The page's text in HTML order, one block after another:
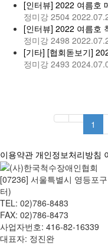
[인터뷰] 2022 여름호
정미강 2504
[인터뷰] 2022 여름호
정미강 2498
[기타] [협회돋보기]
정미강 2493
1
이용약관 개인정보처리방침
[07236] 서울특별시 영등포
터)
TEL: 02)786-8483
FAX: 02)786-8473
사업자번호: 416-82-16339
대표자: 정진완